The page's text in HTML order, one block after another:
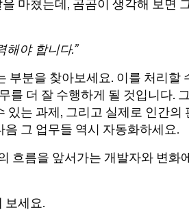
마쳤는데, 곰곰이 생각해 보면
해야 합니다.”
부분을 찾아보세요. 이를 처리할
를 더 잘 수행하게 될 것입니다.
있는 과제, 그리고 실제로 인간의
그 업무들 역시 자동화하세요.
흐름을 앞서가는 개발자와 변화
보세요.